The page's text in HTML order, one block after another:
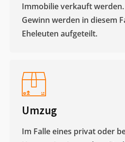
Immobilie verkauft
Gewinn werden in diesem
Eheleuten aufgeteilt.​
Umzug
Im Falle eines privat oder